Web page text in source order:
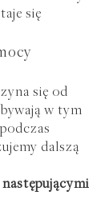
się
się od
w tym
dalszą